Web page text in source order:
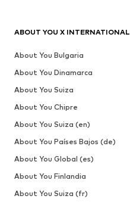
ABOUT YOU X INTERNATIONAL
About You Bulgaria
About You Dinamarca
About You Suiza
About You Chipre
About You Suiza (en)
About You Países Bajos (de)
About You Global (es)
About You Finlandia
About You Suiza (fr)